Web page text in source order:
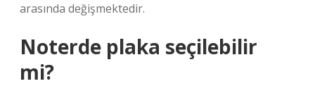
arasında değişmektedir.
Noterde plaka seçilebilir
mi?